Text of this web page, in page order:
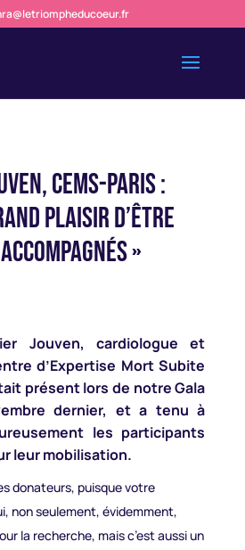
CEMS-PARIS :
plaisir d’être
»
Jouven, cardiologue et
d’Expertise Mort Subite
présent lors de notre Gala
dernier, et a tenu à
les participants
leur mobilisation.
donateurs, puisque votre
non seulement, évidemment,
la recherche, mais c’est aussi un